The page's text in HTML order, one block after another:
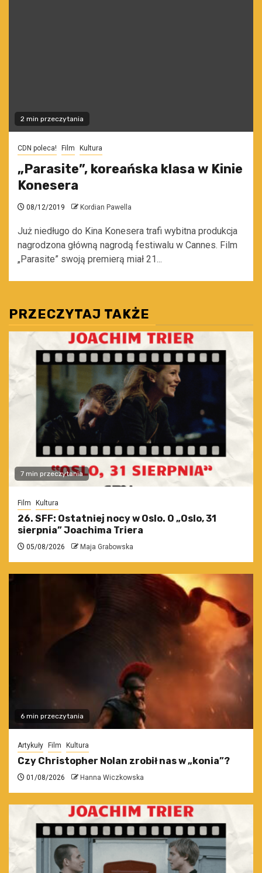
2 min przeczytania
CDN poleca! Film Kultura
„Parasite”, koreańska klasa w Kinie
Konesera
08/12/2019 Kordian Pawella
Już niedługo do Kina Konesera trafi wybitna produkcja
nagrodzona główną nagrodą festiwalu w Cannes. Film
„Parasite” swoją premierą miał 21...
PRZECZYTAJ TAKŻE
7 min przeczytania
Film Kultura
26. SFF: Ostatniej nocy w Oslo. O „Oslo, 31
sierpnia” Joachima Triera
05/08/2026 Maja Grabowska
6 min przeczytania
Artykuły Film Kultura
Czy Christopher Nolan zrobił nas w „konia”?
01/08/2026 Hanna Wiczkowska